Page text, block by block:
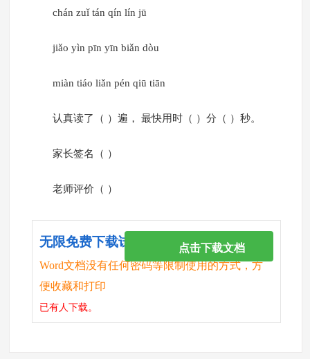
chán zuǐ tán qín lín jū
jiǎo yìn pīn yīn biǎn dòu
miàn tiáo liǎn pén qiū tiān
认真读了（ ）遍， 最快用时（ ）分（ ）秒。
家长签名（ ）
老师评价（ ）
无限免费下载试卷
Word文档没有任何密码等限制使用的方式，方
便收藏和打印
已有人下载。
点击下载文档